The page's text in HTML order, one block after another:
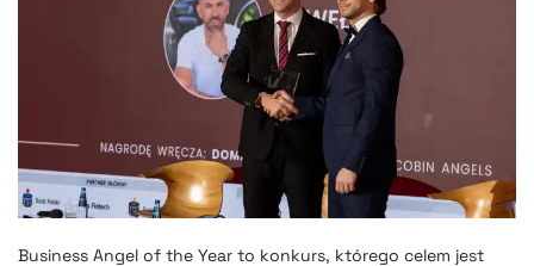
Business Angel of the Year to konkurs, którego celem jest